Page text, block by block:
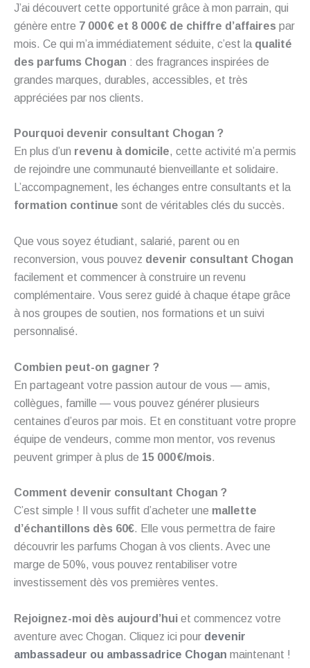
J’ai découvert cette opportunité grâce à mon parrain, qui
génère entre 7 000 € et 8 000 € de chiffre d’affaires par
mois. Ce qui m’a immédiatement séduite, c’est la qualité
des parfums Chogan : des fragrances inspirées de
grandes marques, durables, accessibles, et très
appréciées par nos clients.
Pourquoi devenir consultant Chogan ?
En plus d’un revenu à domicile, cette activité m’a permis
de rejoindre une communauté bienveillante et solidaire.
L’accompagnement, les échanges entre consultants et la
formation continue sont de véritables clés du succès.
Que vous soyez étudiant, salarié, parent ou en
reconversion, vous pouvez devenir consultant Chogan
facilement et commencer à construire un revenu
complémentaire. Vous serez guidé à chaque étape grâce
à nos groupes de soutien, nos formations et un suivi
personnalisé.
Combien peut-on gagner ?
En partageant votre passion autour de vous — amis,
collègues, famille — vous pouvez générer plusieurs
centaines d’euros par mois. Et en constituant votre propre
équipe de vendeurs, comme mon mentor, vos revenus
peuvent grimper à plus de 15 000 €/mois.
Comment devenir consultant Chogan ?
C’est simple ! Il vous suffit d’acheter une mallette
d’échantillons dès 60€. Elle vous permettra de faire
découvrir les parfums Chogan à vos clients. Avec une
marge de 50%, vous pouvez rentabiliser votre
investissement dès vos premières ventes.
Rejoignez-moi dès aujourd’hui et commencez votre
aventure avec Chogan. Cliquez ici pour devenir
ambassadeur ou ambassadrice Chogan maintenant !